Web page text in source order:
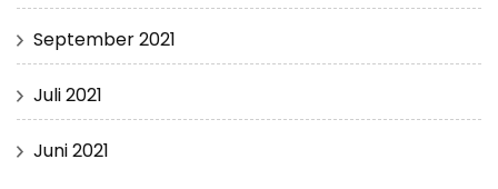
September 2021
Juli 2021
Juni 2021